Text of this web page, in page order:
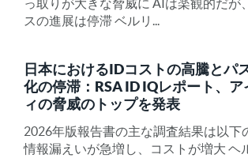
っ取りが大きな脅威に AIは楽観的だが
スの進展は停滞 ベルリ...
日本におけるIDコストの高騰とパ
化の停滞：RSA ID IQレポート、
ィの脅威のトップを発表
2026年版報告書の主な調査結果は以下
情報漏えいが急増し、コストが増大 ヘ